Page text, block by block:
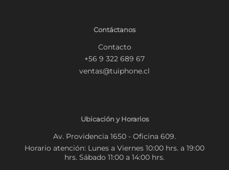
Contáctanos
Contacto
+56 9 322 689 67
ventas@tuiphone.cl
Ubicación y Horarios
Av. Providencia 1650 - Oficina 609.
Horario atención: Lunes a Viernes 10:00 hrs. a 19:00
hrs. Sábado 11:00 a 14:00 hrs.